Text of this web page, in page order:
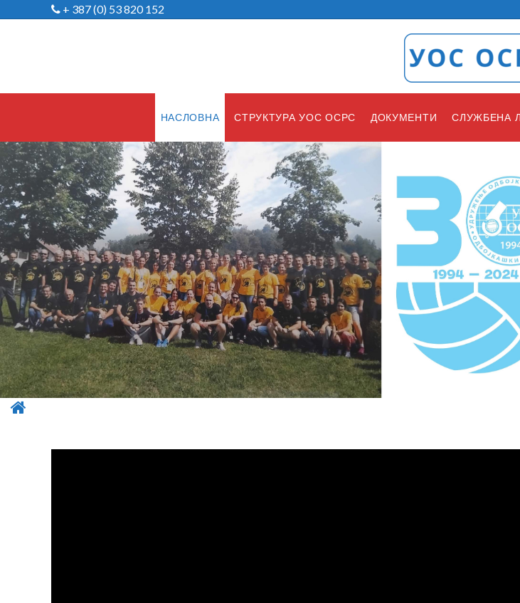
+ 387 (0) 53 820 152
НАСЛОВНА СТРУКТУРА УОС ОСРС ДОКУМЕНТИ СЛУЖБЕНА